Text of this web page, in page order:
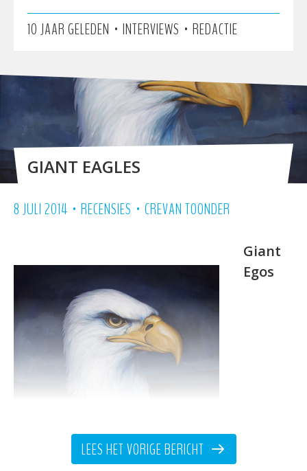
10 JAAR GELEDEN • INTERVIEWS • REDACTIE
GIANT EAGLES
8 JULI 2014 • RECENSIES • CREVAN TOONDER
Giant
Egos
LEES HET VORIGE BERICHT